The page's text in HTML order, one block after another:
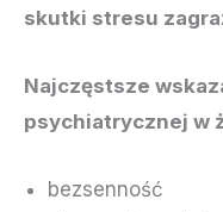
skutki stresu
Najczęstsze
psychiatrycznej w
bezsenność